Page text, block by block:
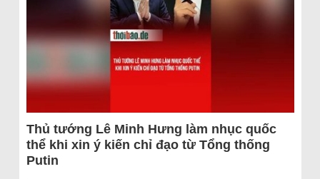
Thủ tướng Lê Minh Hưng làm nhục quốc
thể khi xin ý kiến chỉ đạo từ Tổng thống
Putin